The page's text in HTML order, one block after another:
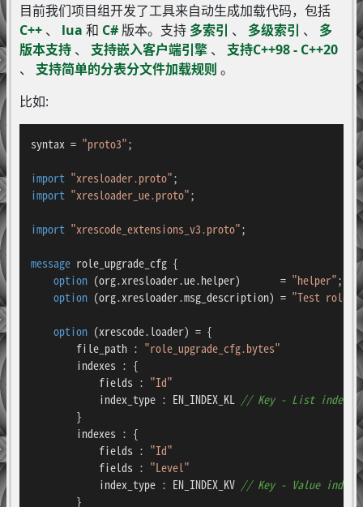
目前我们项目组开发了工具来自动生成加载代码，包括
C++、 lua 和 C#版本。支持 多索引 、 多级索引 、 多
版本支持、 支持嵌入客户端引擎、 支持C++98 - C++20
、 支持简单的分表分文件加载规则 。
比如:
syntax = "proto3";
import "xresloader.proto"
import "xresloader_ue.proto";
import "xrescode_extensions_v3.proto";
message role_upgrade_cfg {
option (org.xresloader.ue.helper)       = "helper";
option (org.xresloader.msg_description) = "Test
option (xrescode.loader) = {
        file_path :
"role_upgrade_cfg.bytes"
        indexes : {
            fields :
"Id"
            index_type : EN_INDEX_KL
// Key - List index:
        }
        indexes : {
            fields :
"Id"
            fields :
"Level"
            index_type : EN_INDEX_KV
// Key - Value
        }